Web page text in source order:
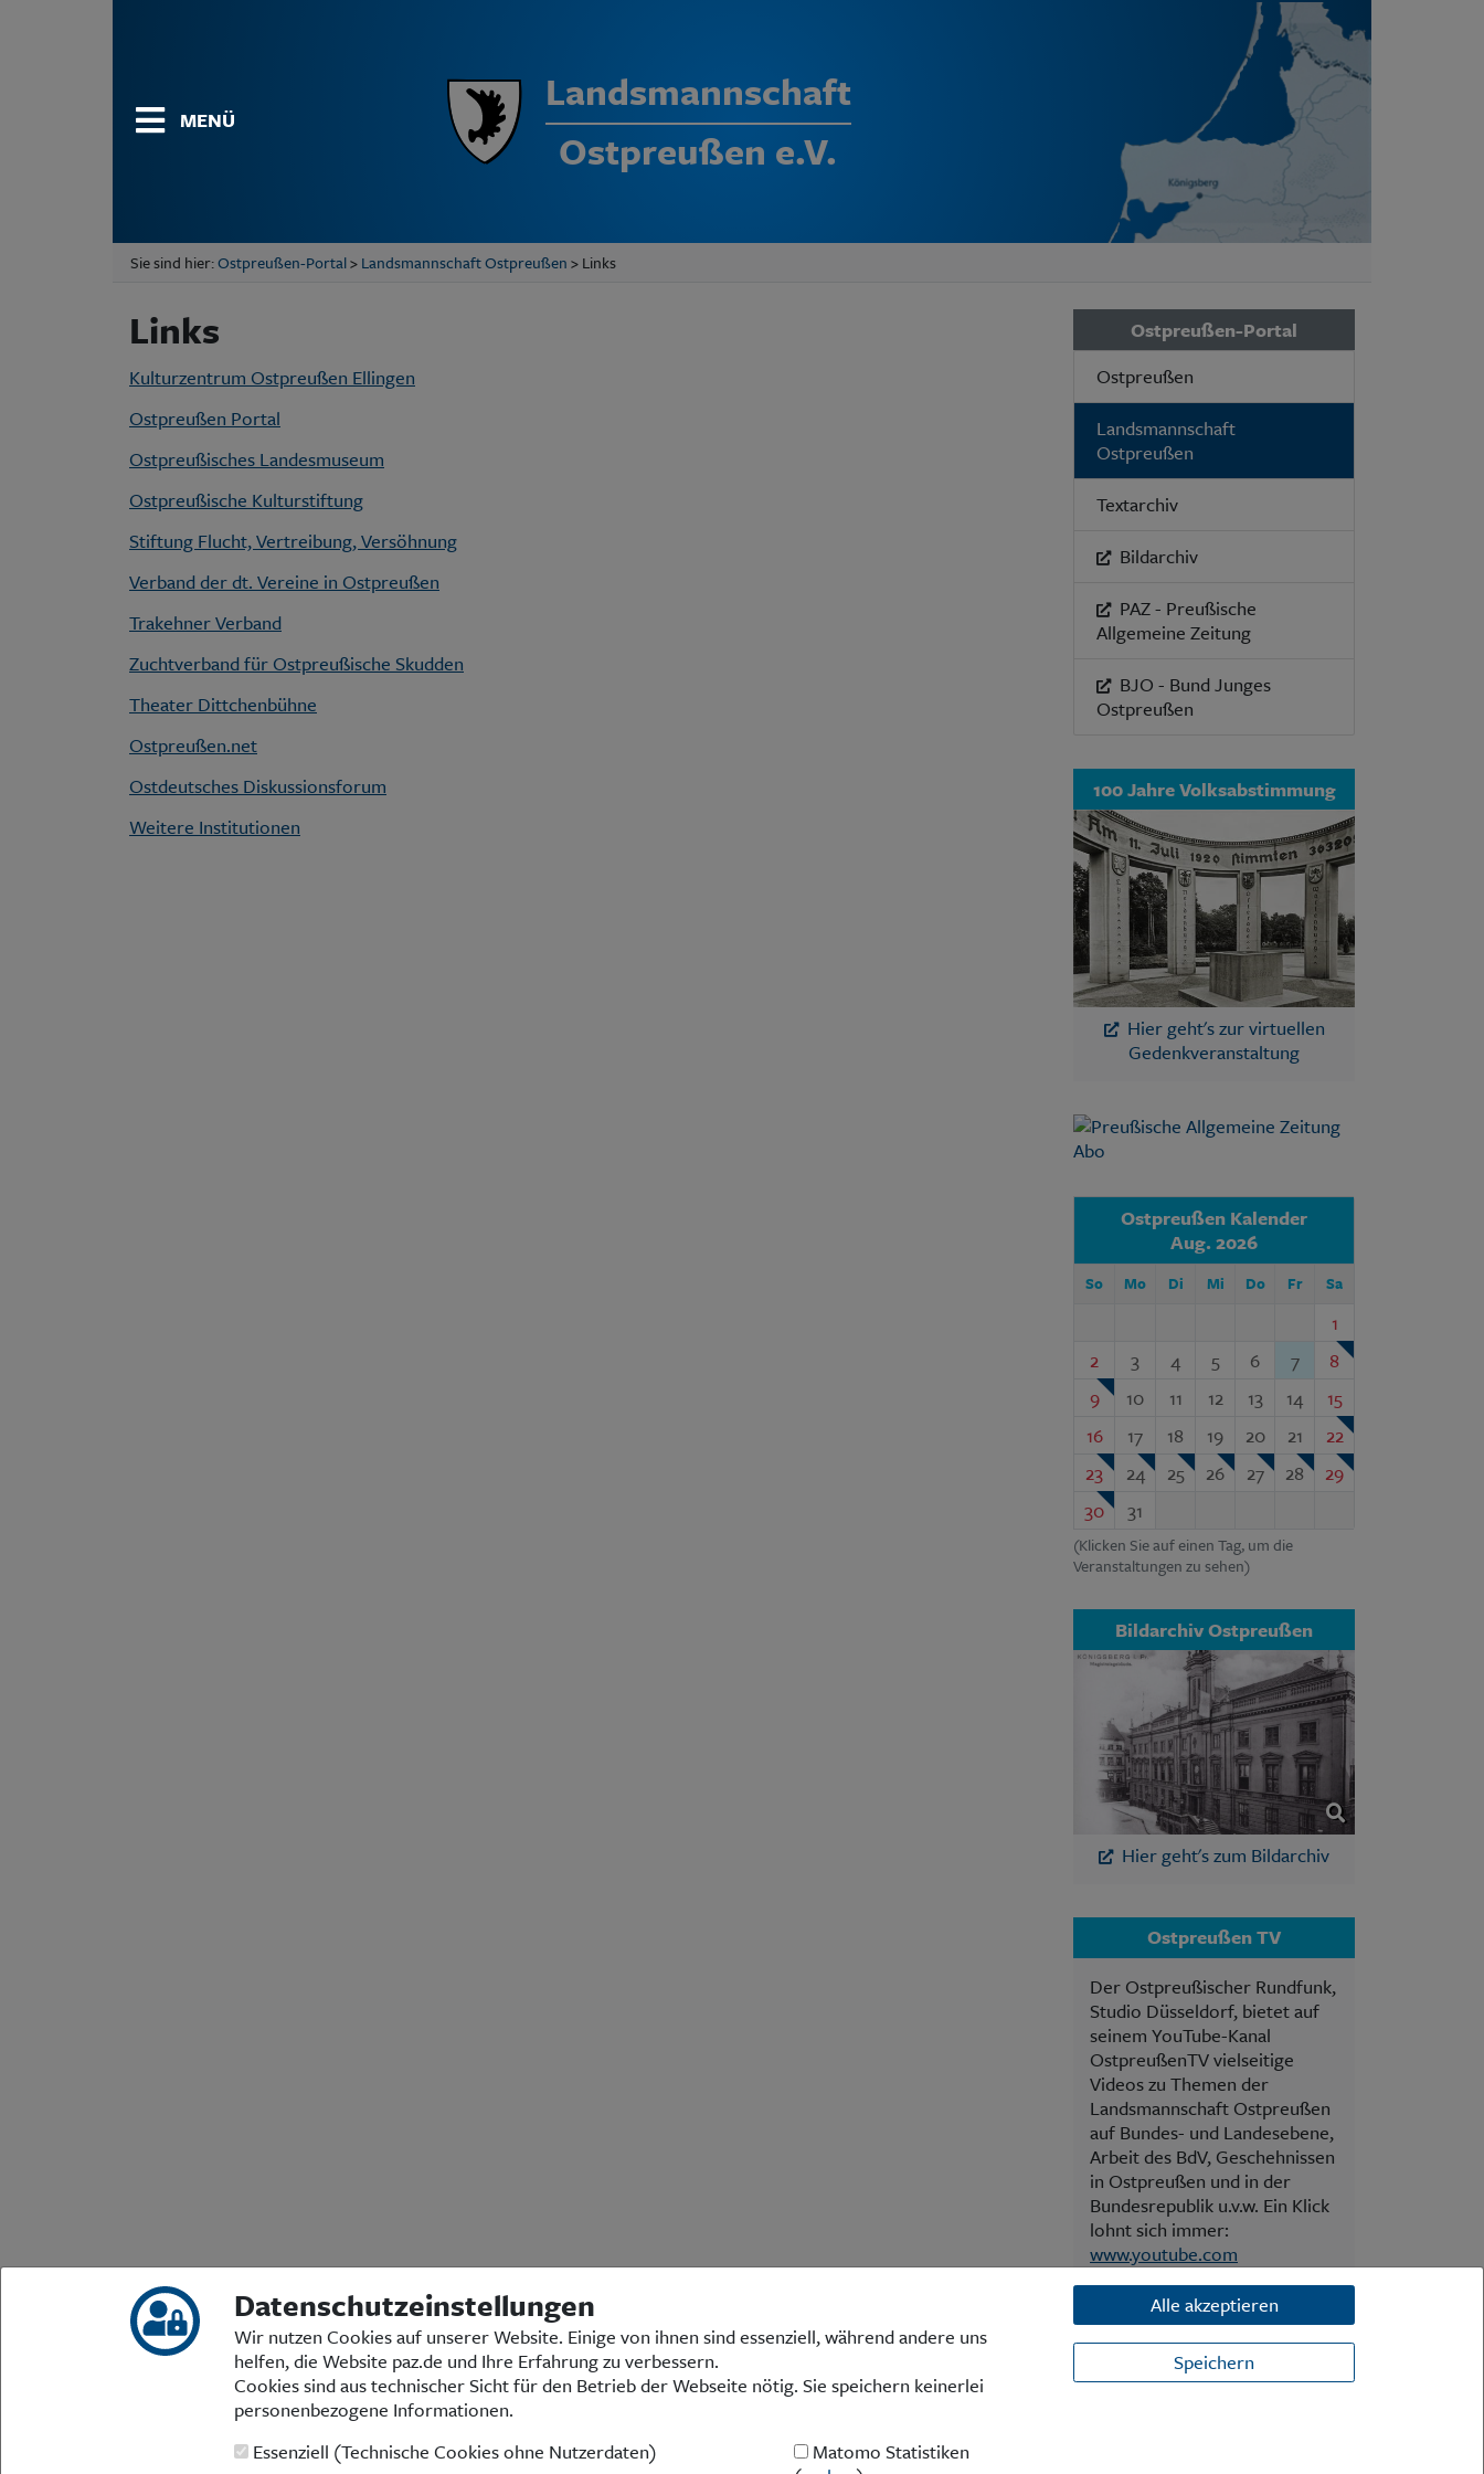
MENÜ
Landsmannschaft
Ostpreußen e.V.
Sie sind hier:Ostpreußen-Portal>Landsmannschaft Ostpreußen> Links
Links
Kulturzentrum Ostpreußen Ellingen
Ostpreußen Portal
Ostpreußisches Landesmuseum
Ostpreußische Kulturstiftung
Stiftung Flucht, Vertreibung, Versöhnung
Verband der dt. Vereine in Ostpreußen
Trakehner Verband
Zuchtverband für Ostpreußische Skudden
Theater Dittchenbühne
Ostpreußen.net
Ostdeutsches Diskussionsforum
Weitere Institutionen
Ostpreußen-Portal
Ostpreußen
Landsmannschaft
Ostpreußen
Textarchiv
Bildarchiv
PAZ - Preußische
Allgemeine Zeitung
BJO - Bund Junges
Ostpreußen
100 Jahre Volksabstimmung
Hier geht's zur virtuellen
Gedenkveranstaltung
Ostpreußen Kalender
Aug. 2026
So Mo Di Mi Do Fr Sa
1
2
3 4 5 6 7
8
9
10 11 12 13 14
15
16
17 18 19 20 21
22
23
24 25 26 27 28
29
30
31
(Klicken Sie auf einen Tag, um die
Veranstaltungen zu sehen)
Bildarchiv Ostpreußen
Hier geht's zum Bildarchiv
Ostpreußen TV
Der Ostpreußischer Rundfunk,
Studio Düsseldorf, bietet auf
seinem YouTube-Kanal
OstpreußenTV vielseitige
Videos zu Themen der
Landsmannschaft Ostpreußen
auf Bundes- und Landesebene,
Arbeit des BdV, Geschehnissen
in Ostpreußen und in der
Bundesrepublik u.v.w. Ein Klick
lohnt sich immer:
www.youtube.com
© 2026 Landsmannschaft Ostpreußen e.V.
Datenschutzeinstellungen
Wir nutzen Cookies auf unserer Website. Einige von ihnen sind essenziell, während andere uns
helfen, die Website paz.de und Ihre Erfahrung zu verbessern.
Cookies sind aus technischer Sicht für den Betrieb der Webseite nötig. Sie speichern keinerlei
personenbezogene Informationen.
Essenziell (Technische Cookies ohne Nutzerdaten)
Matomo Statistiken
Alle akzeptieren
Speichern